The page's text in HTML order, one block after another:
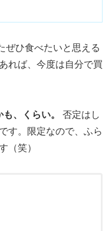
ぜひ食べたいと思える
れば、今度は自分で買
、くらい。
否定はし
す。限定なので、ふら
（笑）